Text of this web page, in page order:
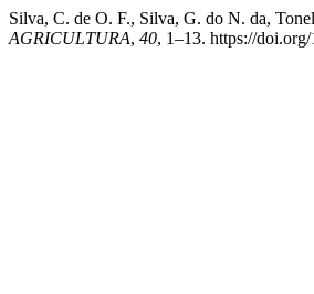
Silva, C. de O. F., Silva, G. do N. da,
AGRICULTURA, 40, 1–13. https://